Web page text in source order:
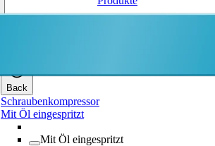
Back
Schraubenkompressor
Mit Öl eingespritzt
Mit Öl eingespritzt